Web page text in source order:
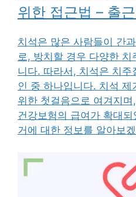
위한 접근법 – 출
치석은 많은 사람들이 간
로, 방치할 경우 다양한
니다. 따라서, 치석은 치주
인 중 하나입니다. 치석
위한 첫걸음으로 여겨지
건강보험의 급여가 확대
거에 대한 정보를 알아보